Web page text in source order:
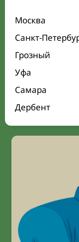
Москва
Санкт-
Грозный
Уфа
Самара
Дербент